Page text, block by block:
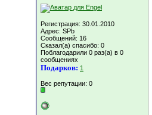
Регистрация: 30.01.2010
Адрес: SPb
Сообщений: 16
Сказал(а) спасибо: 0
Поблагодарили 0 раз(а) в 0
сообщениях
Подарков: 1
Вес репутации: 0